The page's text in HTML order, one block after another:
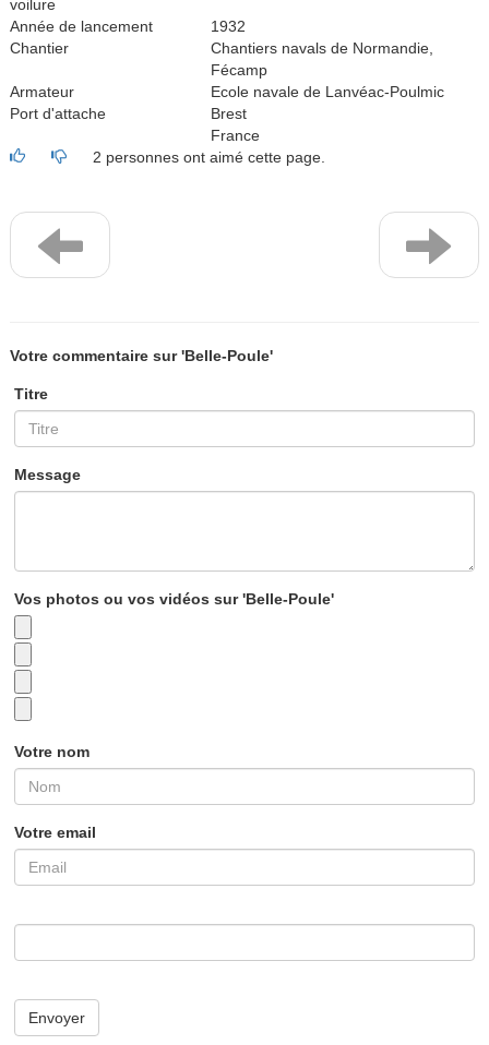
voilure
Année de lancement
1932
Chantier
Chantiers navals de Normandie,
Fécamp
Armateur
Ecole navale de Lanvéac-Poulmic
Port d'attache
Brest
France
2 personnes ont aimé cette page.
Votre commentaire sur 'Belle-Poule'
Titre
Message
Vos photos ou vos vidéos sur 'Belle-Poule'
Votre nom
Votre email
Envoyer